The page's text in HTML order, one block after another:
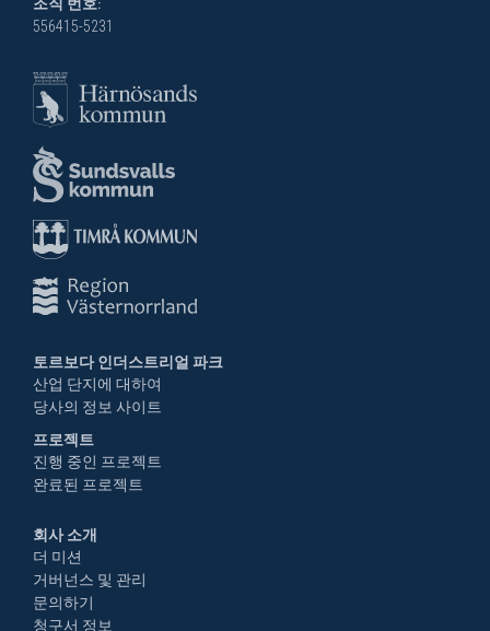
556415-5231
토르보다 인더스트리얼 파크
산업 단지에 대하여
당사의 정보 사이트
프로젝트
진행 중인 프로젝트
완료된 프로젝트
회사 소개
더 미션
거버넌스 및 관리
문의하기
청구서 정보